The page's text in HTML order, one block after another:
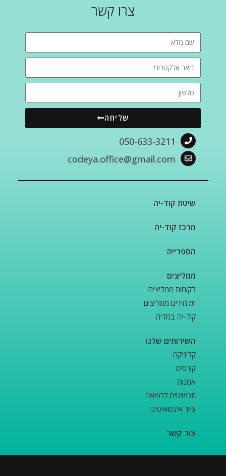
צרו קשר
שליחה
050-633-3211
codeya.office@gmail.com
שיטת קוד-יה
מרכז קוד-יה
הספרייה
ממליצים
לקוחות ממליצים
תלמידים ממליצים
קוד-יה במדיה
השירותים שלנו
קליניקה
קורסים
אמנות
תכשיטים לרפואה
ציור אינטואיטיבי
צור קשר